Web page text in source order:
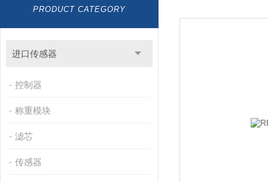
PRODUCT CATEGORY
进口传感器
控制器
称重模块
滤芯
传感器